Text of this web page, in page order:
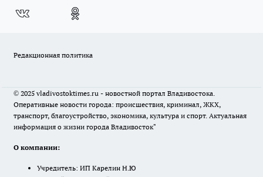
Редакционная политика
© 2025 vladivostoktimes.ru - новостной портал Владивостока.
Оперативные новости города: происшествия, криминал, ЖКХ,
транспорт, благоустройство, экономика, культура и спорт. Актуальная
информация о жизни города Владивосток"
О компании:
Учредитель: ИП Карелин Н.Ю